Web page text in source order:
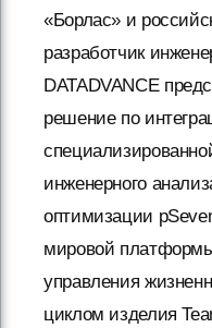
«Борлас» и
разработчик
DATADVANCE
решение по
инженерного
оптимизации
мировой
управления
циклом изделия